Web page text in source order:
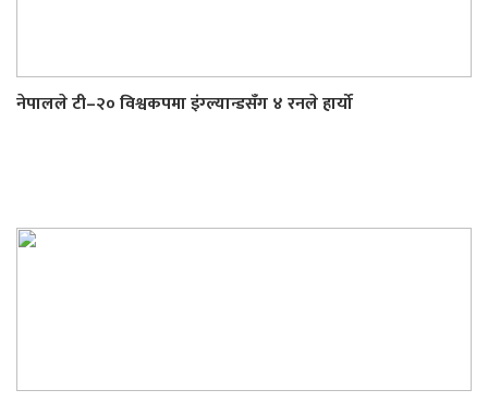
नेपालले टी–२० विश्वकपमा इंग्ल्यान्डसँग ४ रनले हार्यो